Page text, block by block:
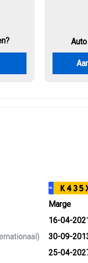
NL
Marge
16-04-
30-09-
25-04-